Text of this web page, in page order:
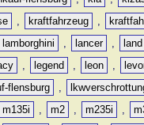
, kraftfahrzeug ,
lamborghini , lancer , land
, legend , leon ,
flensburg ,
m135i , m2 , m235i ,